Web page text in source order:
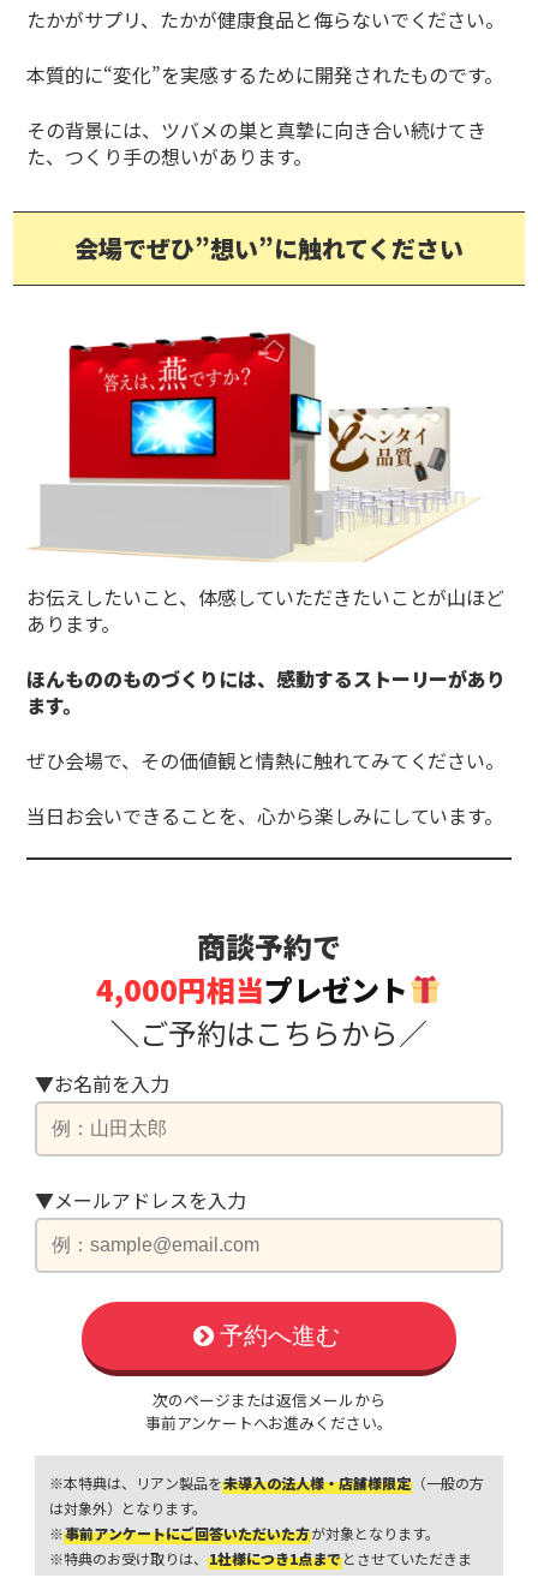
たかがサプリ、たかが健康食品と侮らないでください。
本質的に“変化”を実感するために開発されたものです。
その背景には、ツバメの巣と真摯に向き合い続けてき
た、つくり手の想いがあります。
会場でぜひ”想い”に触れてください
お伝えしたいこと、体感していただきたいことが山ほど
あります。
ほんもののものづくりには、感動するストーリーがあり
ます。
ぜひ会場で、その価値観と情熱に触れてみてください。
当日お会いできることを、心から楽しみにしています。
商談予約で
4,000円相当プレゼント
＼ ご予約はこちらから／
▼お名前を入力
▼メールアドレスを入力
予約へ進む
次のページまたは返信メールから
事前アンケートへお進みください。
※本特典は、リアン製品を未導入の法人様・店舗様限定 （一般の方
は対象外）となります。
※事前アンケートにご回答いただいた方が対象となります。
※特典のお受け取りは、1社様につき1点までとさせていただきま